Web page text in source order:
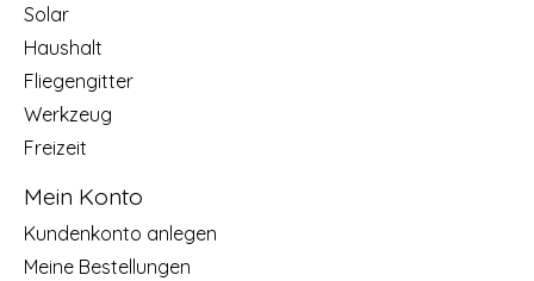
Solar
Haushalt
Fliegengitter
Werkzeug
Freizeit
Mein Konto
Kundenkonto anlegen
Meine Bestellungen